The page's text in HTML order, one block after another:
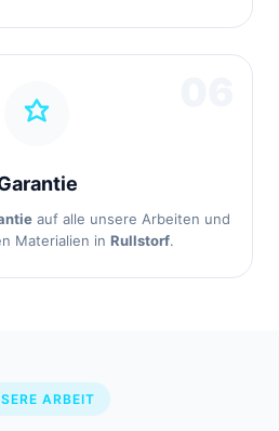
auf alle unsere Arbeiten und
Materialien in Rullstorf.
ARBEIT